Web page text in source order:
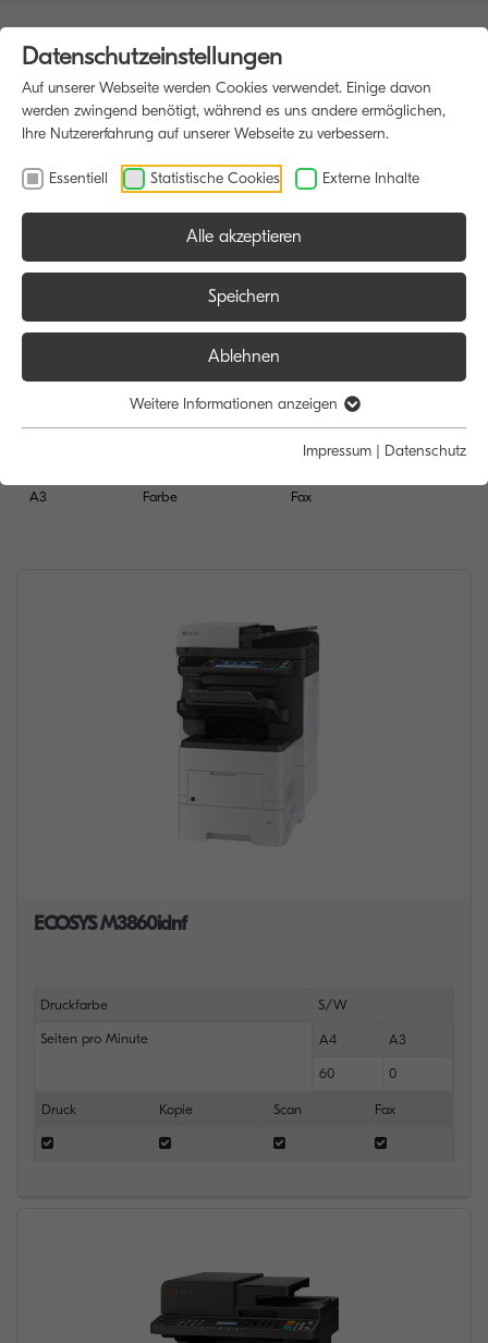
A3 Farbe
Funktion:
Scan
Fax
ECOSYS M3860idnf
Druckfarbe S/W
Seiten pro Minute A4 A3
60 0
Druck Kopie Scan Fax
Datenschutzeinstellungen
Auf unserer Webseite werden Cookies verwendet. Einige davon
werden zwingend benötigt, während es uns andere ermöglichen,
Ihre Nutzererfahrung auf unserer Webseite zu verbessern.
Essentiell Statistische Cookies Externe Inhalte
Alle akzeptieren
Speichern
Ablehnen
Weitere Informationen anzeigen
Impressum | Datenschutz